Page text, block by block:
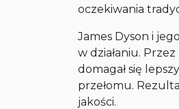
oczekiwania
James Dyson i
w działaniu.
domagał się
przełomu.
jakości.